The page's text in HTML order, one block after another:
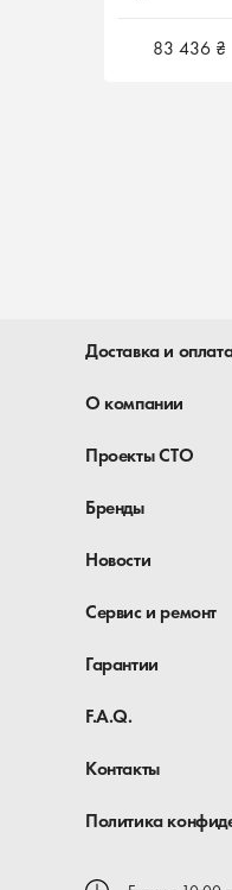
83 436 ₴
83 436 ₴
Доставка и
О компании
Проекты СТО
Бренды
Новости
Сервис и ремонт
Гарантии
F.A.Q.
Контакты
Политика